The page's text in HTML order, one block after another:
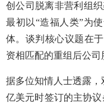
创公司脱离非营利组
最初以“造福人类”为
体。谈判核心议题在
资相匹配的重组后公司
据多位知情人士透露，
亿美元时签订的主协